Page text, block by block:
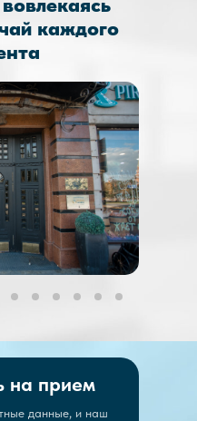
каждого
на прием
данные, и наш